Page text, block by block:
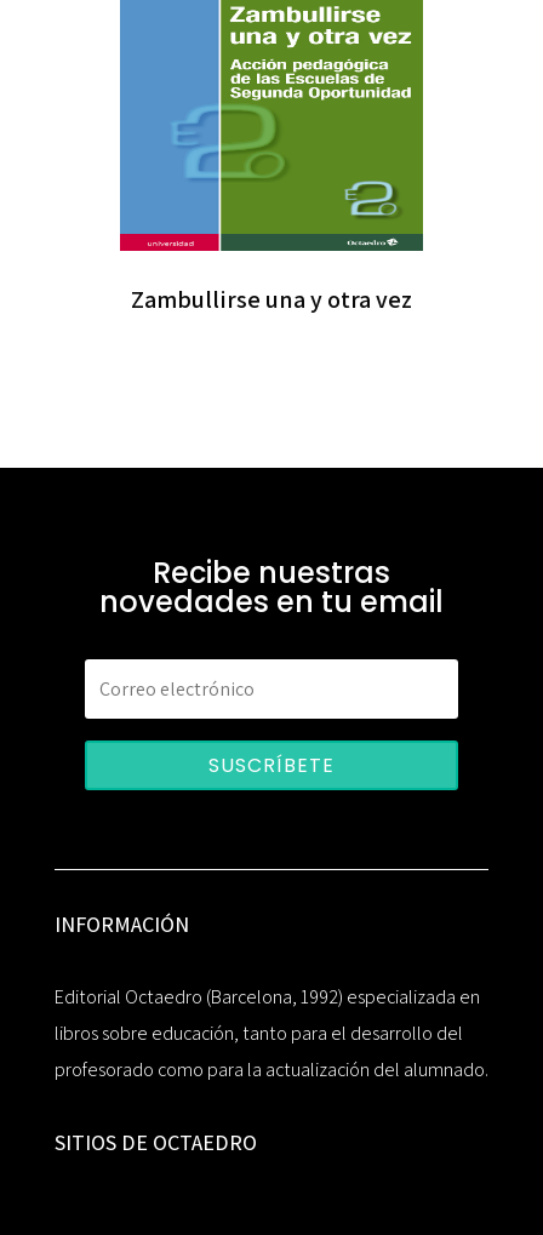
Zambullirse una y otra vez
Recibe nuestras
novedades en tu email
SUSCRÍBETE
INFORMACIÓN
Editorial Octaedro (Barcelona, 1992) especializada en
libros sobre educación, tanto para el desarrollo del
profesorado como para la actualización del alumnado.
SITIOS DE OCTAEDRO